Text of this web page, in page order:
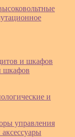
и шкафов
шкафов
и
управления